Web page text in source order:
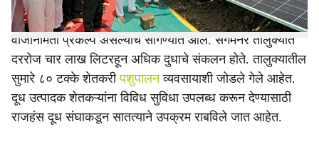
दूध संघाकडून राबविण्यात आलेला हा राज्यातील पहिलाच सौर
वीजनिर्मिती प्रकल्प असल्याचे सांगण्यात आले. संगमनेर तालुक्यात
दररोज चार लाख लिटरहून अधिक दुधाचे संकलन होते. तालुक्यातील
सुमारे ८० टक्के शेतकरीपशुपालनव्यवसायाशी जोडले गेले आहेत.
दूध उत्पादक शेतकऱ्यांना विविध सुविधा उपलब्ध करून देण्यासाठी
राजहंस दूध संघाकडून सातत्याने उपक्रम राबविले जात आहेत.